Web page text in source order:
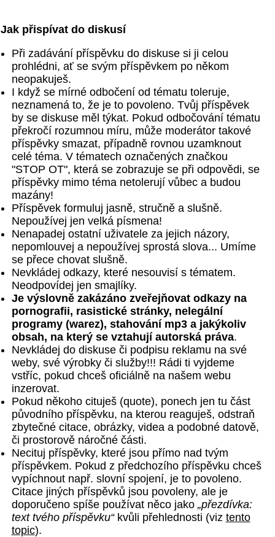
Jak přispívat do diskusí
Při zadávání příspěvku do diskuse si ji celou
prohlédni, ať se svým příspěvkem po někom
neopakuješ.
I když se mírné odbočení od tématu toleruje,
neznamená to, že je to povoleno. Tvůj příspěvek
by se diskuse měl týkat. Pokud odbočování tématu
překročí rozumnou míru, může moderátor takové
příspěvky smazat, případně rovnou uzamknout
celé téma. V tématech označených značkou
"STOP OT", která se zobrazuje se při odpovědi, se
příspěvky mimo téma netolerují vůbec a budou
mazány!
Příspěvek formuluj jasně, stručně a slušně.
Nepoužívej jen velká písmena!
Nenapadej ostatní uživatele za jejich názory,
nepomlouvej a nepoužívej sprostá slova... Umíme
se přece chovat slušně.
Nevkládej odkazy, které nesouvisí s tématem.
Neodpovídej jen smajlíky.
Je výslovně zakázáno zveřejňovat odkazy na
pornografii, rasistické stránky, nelegální
programy (warez), stahování mp3 a jakýkoliv
obsah, na který se vztahují autorská práva.
Nevkládej do diskuse či podpisu reklamu na své
weby, své výrobky či služby!!! Rádi ti vyjdeme
vstříc, pokud chceš oficiálně na našem webu
inzerovat.
Pokud někoho cituješ (quote), ponech jen tu část
původního příspěvku, na kterou reaguješ, odstraň
zbytečné citace, obrázky, videa a podobné datově,
či prostorově náročné části.
Necituj příspěvky, které jsou přímo nad tvým
příspěvkem. Pokud z předchozího příspěvku chceš
vypíchnout např. slovní spojení, je to povoleno.
Citace jiných příspěvků jsou povoleny, ale je
doporučeno spíše používat něco jako „přezdívka:
text tvého příspěvku“kvůli přehlednosti (viz tento
topic).